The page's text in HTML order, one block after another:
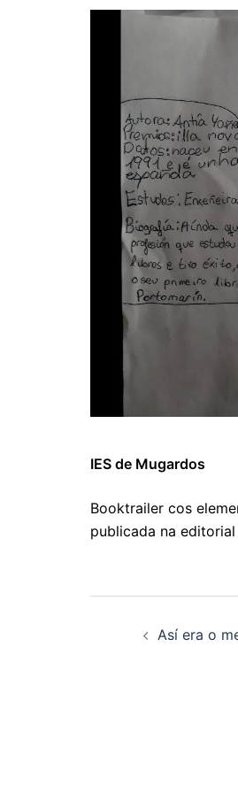
IES de Mugardos
Booktrailer cos
publicada na editorial
Así era o